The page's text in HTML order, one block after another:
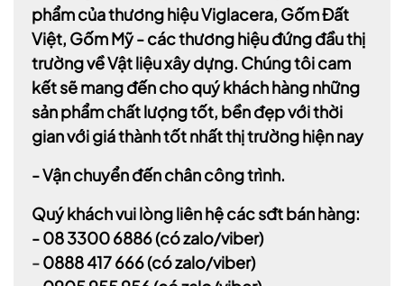
phẩm của thương hiệu Viglacera, Gốm Đất
Việt, Gốm Mỹ - các thương hiệu đứng đầu thị
trường về Vật liệu xây dựng. Chúng tôi cam
kết sẽ mang đến cho quý khách hàng những
sản phẩm chất lượng tốt, bền đẹp với thời
gian với giá thành tốt nhất thị trường hiện nay
- Vận chuyển đến chân công trình.
Quý khách vui lòng liên hệ các sđt bán hàng:
-08 3300 6886(có zalo/viber)
-0888 417 666(có zalo/viber)